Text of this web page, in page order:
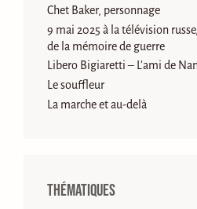
Chet Baker, personnage
9 mai 2025 à la télévision
de la mémoire de guerre
Libero Bigiaretti – L’ami de
Le souffleur
La marche et au-delà
Thématiques